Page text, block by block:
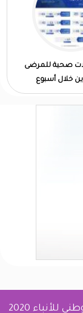
صحية للمرضى
خلال أسبوع
2020